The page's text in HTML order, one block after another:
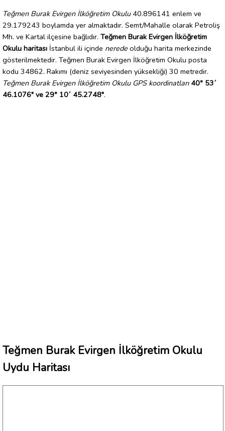
Teğmen Burak Evirgen İlköğretim Okulu40.896141 enlem ve
29.179243 boylamda yer almaktadır. Semt/Mahalle olarak Petroliş
Mh. ve Kartal ilçesine bağlıdır. Teğmen Burak Evirgen İlköğretim
Okulu haritası İstanbul ili içinde nerede olduğu harita merkezinde
gösterilmektedir. Teğmen Burak Evirgen İlköğretim Okulu posta
kodu 34862. Rakımı (deniz seviyesinden yüksekliği) 30 metredir.
Teğmen Burak Evirgen İlköğretim Okulu GPS koordinatları 40° 53´
46.1076" ve 29° 10´ 45.2748".
Teğmen Burak Evirgen İlköğretim Okulu
Uydu Haritası